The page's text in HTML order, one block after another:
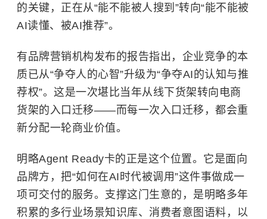
的关键，正在从“能不能被人搜到”转向“能不能被
AI读懂、被AI推荐”。
有品牌营销机构发布的报告指出，企业竞争的本
质已从“争夺人的心智”升级为“争夺AI的认知与推
荐权”。这是一次堪比当年从线下货架转向电商
货架的入口迁移——而每一次入口迁移，都会重
新分配一轮商业价值。
明略Agent Ready卡的正是这个位置。它是面向
品牌方，把“如何在AI时代被调用”这件事做成一
项可交付的服务。支撑这门生意的，是明略多年
积累的多行业场景知识库、消费者意图语料，以